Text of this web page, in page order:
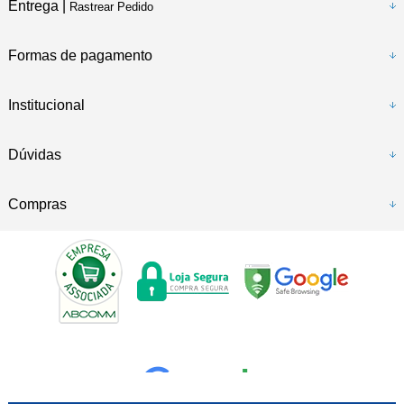
Entrega | Rastrear Pedido
Formas de pagamento
Institucional
Dúvidas
Compras